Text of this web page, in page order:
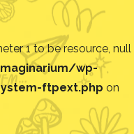
1 to be resource, null
wp-
ftpext.php on